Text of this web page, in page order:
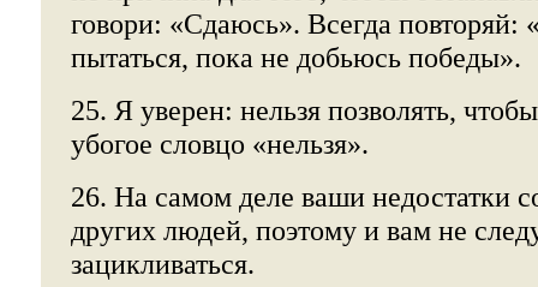
говори: «Сдаюсь». Всегда повторяй:
пытаться, пока не добьюсь победы».
25. Я уверен: нельзя позволять,
убогое словцо «нельзя».
26. На самом деле ваши недостатки
других людей, поэтому и вам не
зацикливаться.